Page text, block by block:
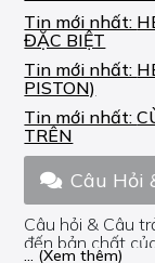
Tin mới nhất:
ĐẶC BIỆT
Tin mới nhất:
PISTON)
Tin mới nhất:
TRÊN
Câu Hỏi
Câu hỏi & Câu
đến bản chất
... (Xem thêm)